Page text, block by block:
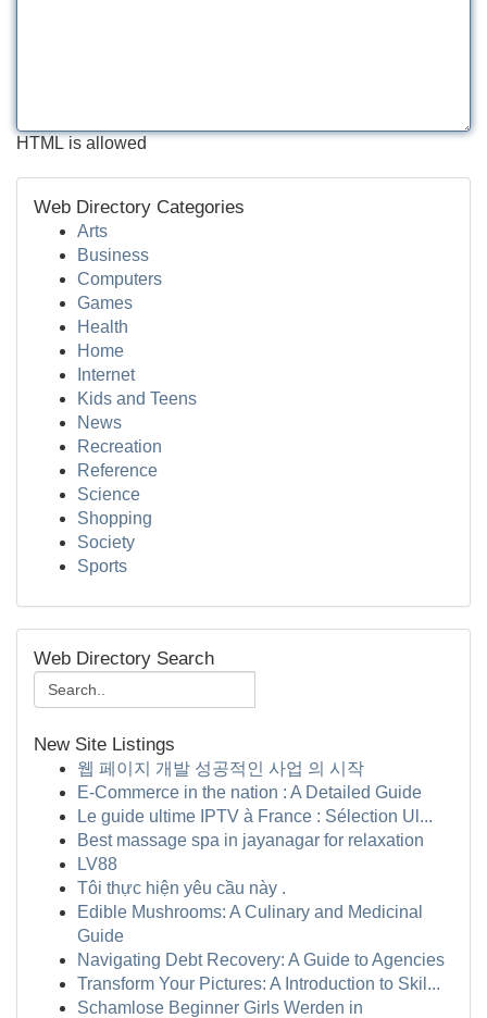
HTML is allowed
Web Directory Categories
Arts
Business
Computers
Games
Health
Home
Internet
Kids and Teens
News
Recreation
Reference
Science
Shopping
Society
Sports
Web Directory Search
New Site Listings
웹 페이지 개발 성공적인 사업 의 시작
E-Commerce in the nation : A Detailed Guide
Le guide ultime IPTV à France : Sélection Ul...
Best massage spa in jayanagar for relaxation
LV88
Tôi thực hiện yêu cầu này .
Edible Mushrooms: A Culinary and Medicinal
Guide
Navigating Debt Recovery: A Guide to Agencies
Transform Your Pictures: A Introduction to Skil...
Schamlose Beginner Girls Werden in